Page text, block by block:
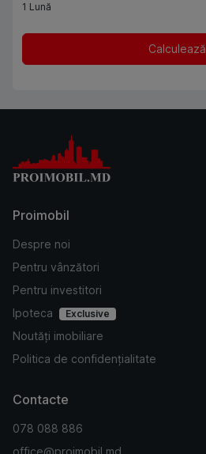
1 Lună
Calculează
Proimobil
Despre noi
Pentru vânzători
Pentru investitori
Ipoteca
Exclusive
Noutăți imobiliare
Politica de confidențialitate
Contacte
078 088 886